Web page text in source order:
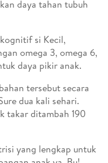
daya tahan tubuh
si Kecil,
omega 3, omega 6,
daya pikir anak.
tersebut secara
dua kali sehari.
takar ditambah 190
yang lengkap untuk